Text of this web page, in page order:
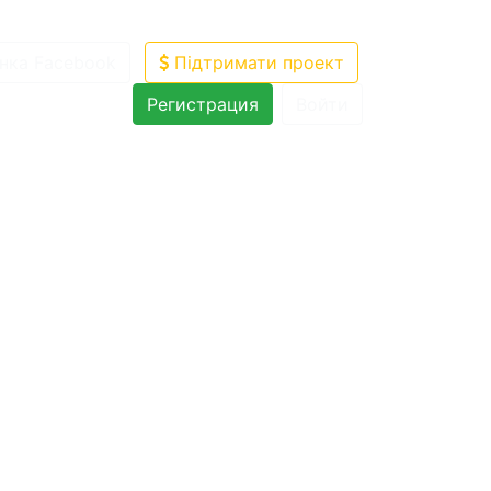
Підтримати проект
Регистрация